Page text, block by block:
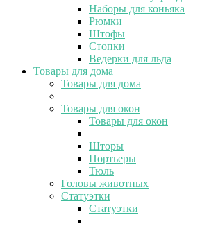
Наборы для коньяка
Рюмки
Штофы
Стопки
Ведерки для льда
Товары для дома
Товары для дома
Товары для окон
Товары для окон
Шторы
Портьеры
Тюль
Головы животных
Статуэтки
Статуэтки